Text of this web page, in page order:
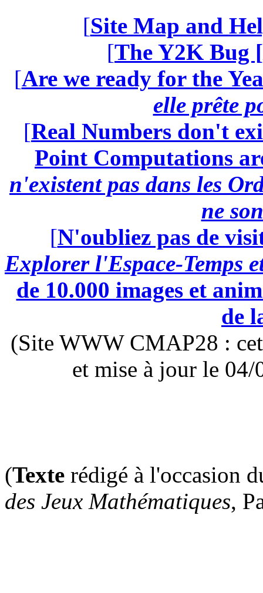
[Site Map and
[The Y2K Bug [
[Are we ready for the
elle prête
[Real Numbers don't
Point Computations
n'existent pas dans les
ne
[N'oubliez pas de
Explorer l'Espace-Temps
de 10.000 images et
de
(Site WWW CMAP28 :
et mise à jour le
(Texte rédigé à l'occasion
des Jeux Mathématiques,